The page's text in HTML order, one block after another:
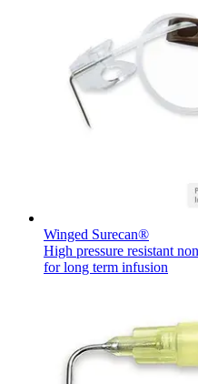
Winged Surecan®
High pressure resistant
for long term infusion